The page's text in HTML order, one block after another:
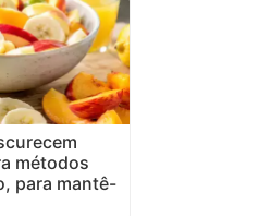
métodos
para mantê-